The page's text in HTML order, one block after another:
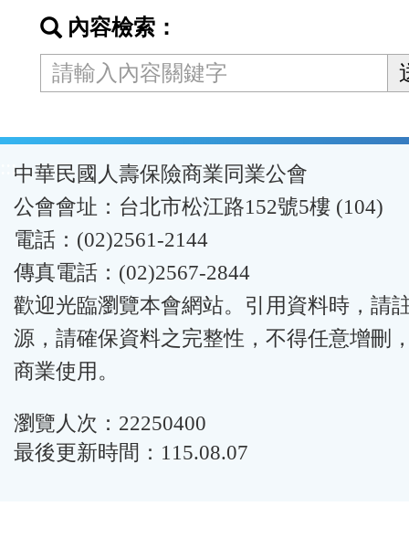
區
內容檢索：
:::中華民國人壽保險商業同業公會
公會會址：台北市松江路152號5樓 (104)
電話：(02)2561-2144
傳真電話：(02)2567-2844
歡迎光臨瀏覽本會網站。引用資料時，請
源，請確保資料之完整性，不得任意增刪
商業使用。
瀏覽人次：22250400
最後更新時間：115.08.07